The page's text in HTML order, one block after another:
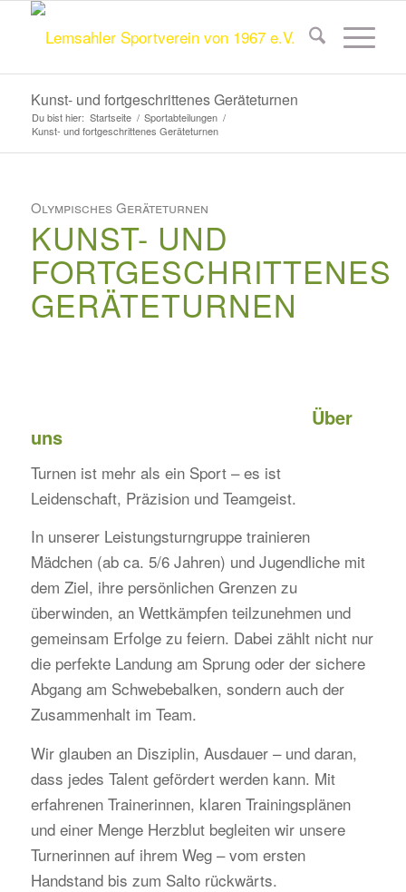
Kunst- und fortgeschrittenes Geräteturnen
Du bist hier: Startseite / Sportabteilungen /
Kunst- und fortgeschrittenes Geräteturnen
Olympisches Geräteturnen
KUNST- UND
FORTGESCHRITTENES
GERÄTETURNEN
Über
uns
Turnen ist mehr als ein Sport – es ist
Leidenschaft, Präzision und Teamgeist.
In unserer Leistungsturngruppe trainieren
Mädchen (ab ca. 5/6 Jahren) und Jugendliche mit
dem Ziel, ihre persönlichen Grenzen zu
überwinden, an Wettkämpfen teilzunehmen und
gemeinsam Erfolge zu feiern. Dabei zählt nicht nur
die perfekte Landung am Sprung oder der sichere
Abgang am Schwebebalken, sondern auch der
Zusammenhalt im Team.
Wir glauben an Disziplin, Ausdauer – und daran,
dass jedes Talent gefördert werden kann. Mit
erfahrenen Trainerinnen, klaren Trainingsplänen
und einer Menge Herzblut begleiten wir unsere
Turnerinnen auf ihrem Weg – vom ersten
Handstand bis zum Salto rückwärts.